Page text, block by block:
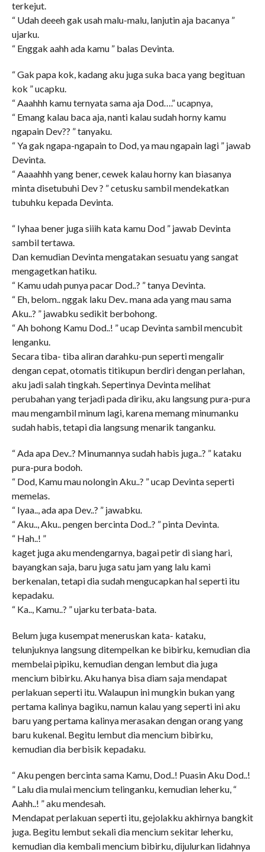
terkejut.
“ Udah deeeh gak usah malu-malu, lanjutin aja bacanya ”
ujarku.
“ Enggak aahh ada kamu ” balas Devinta.
“ Gak papa kok, kadang aku juga suka baca yang begituan
kok ” ucapku.
“ Aaahhh kamu ternyata sama aja Dod….” ucapnya,
“ Emang kalau baca aja, nanti kalau sudah horny kamu
ngapain Dev?? ” tanyaku.
“ Ya gak ngapa-ngapain to Dod, ya mau ngapain lagi ” jawab
Devinta.
“ Aaaahhh yang bener, cewek kalau horny kan biasanya
minta disetubuhi Dev ? ” cetusku sambil mendekatkan
tubuhku kepada Devinta.
“ Iyhaa bener juga siiih kata kamu Dod ” jawab Devinta
sambil tertawa.
Dan kemudian Devinta mengatakan sesuatu yang sangat
mengagetkan hatiku.
“ Kamu udah punya pacar Dod..? ” tanya Devinta.
“ Eh, belom.. nggak laku Dev.. mana ada yang mau sama
Aku..? ” jawabku sedikit berbohong.
“ Ah bohong Kamu Dod..! ” ucap Devinta sambil mencubit
lenganku.
Secara tiba- tiba aliran darahku-pun seperti mengalir
dengan cepat, otomatis titikupun berdiri dengan perlahan,
aku jadi salah tingkah. Sepertinya Devinta melihat
perubahan yang terjadi pada diriku, aku langsung pura-pura
mau mengambil minum lagi, karena memang minumanku
sudah habis, tetapi dia langsung menarik tanganku.
“ Ada apa Dev..? Minumannya sudah habis juga..? ” kataku
pura-pura bodoh.
“ Dod, Kamu mau nolongin Aku..? ” ucap Devinta seperti
memelas.
“ Iyaa.., ada apa Dev..? ” jawabku.
“ Aku.., Aku.. pengen bercinta Dod..? ” pinta Devinta.
“ Hah..! ”
kaget juga aku mendengarnya, bagai petir di siang hari,
bayangkan saja, baru juga satu jam yang lalu kami
berkenalan, tetapi dia sudah mengucapkan hal seperti itu
kepadaku.
“ Ka.., Kamu..? ” ujarku terbata-bata.
Belum juga kusempat meneruskan kata- kataku,
telunjuknya langsung ditempelkan ke bibirku, kemudian dia
membelai pipiku, kemudian dengan lembut dia juga
mencium bibirku. Aku hanya bisa diam saja mendapat
perlakuan seperti itu. Walaupun ini mungkin bukan yang
pertama kalinya bagiku, namun kalau yang seperti ini aku
baru yang pertama kalinya merasakan dengan orang yang
baru kukenal. Begitu lembut dia mencium bibirku,
kemudian dia berbisik kepadaku.
“ Aku pengen bercinta sama Kamu, Dod..! Puasin Aku Dod..!
” Lalu dia mulai mencium telinganku, kemudian leherku, “
Aahh..! ” aku mendesah.
Mendapat perlakuan seperti itu, gejolakku akhirnya bangkit
juga. Begitu lembut sekali dia mencium sekitar leherku,
kemudian dia kembali mencium bibirku, dijulurkan lidahnya